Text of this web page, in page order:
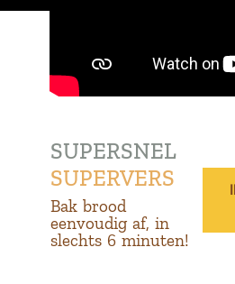
SUPERSNEL
SUPERVERS
Bak brood
eenvoudig af, in
slechts 6 minuten!